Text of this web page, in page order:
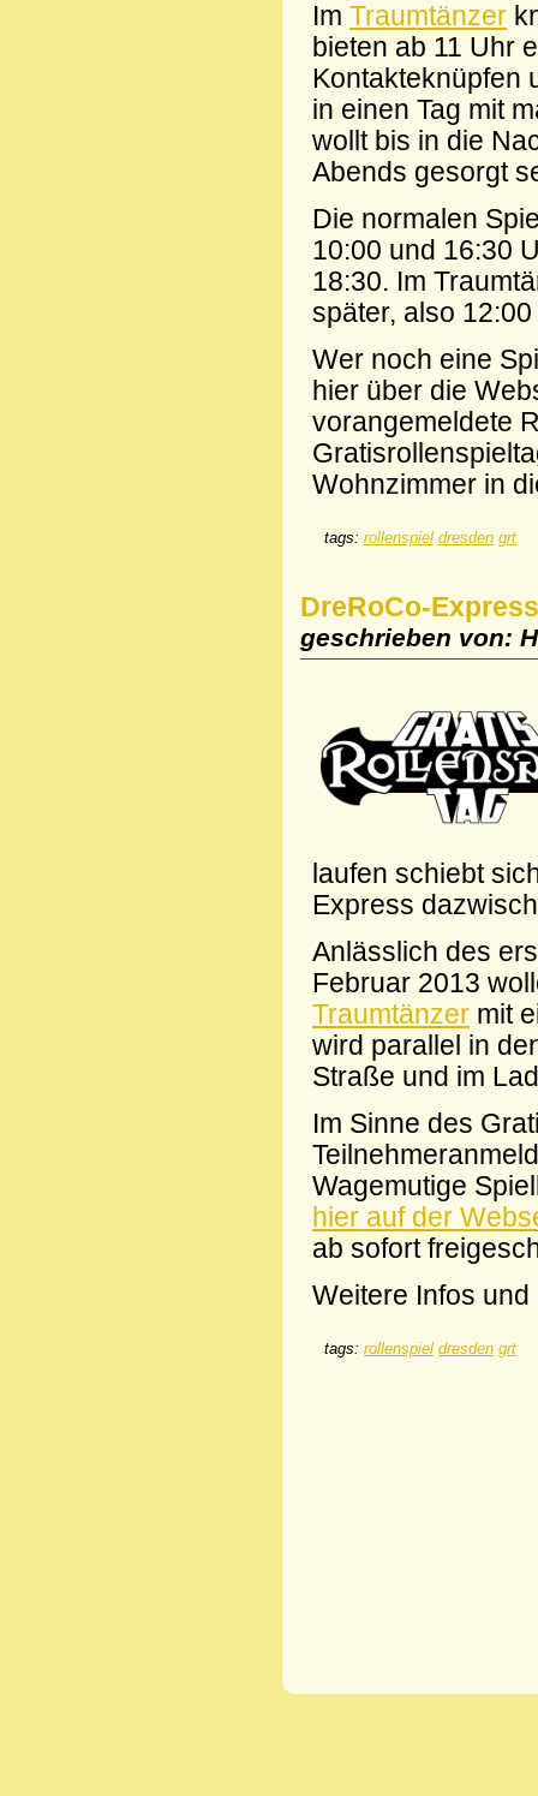
Im Traumtänzer
bieten ab 11 Uhr
Kontakteknüpfen
in einen Tag mit
wollt bis in die
Abends gesorgt
Die normalen
10:00 und 16:30
18:30. Im
später, also
Wer noch eine
hier über die
vorangemeldete
Wohnzimmer in
tags: rollenspiel dresden grt
DreRoCo-
geschrieben von:
laufen schiebt
Express
Anlässlich des
Februar 2013
Traumtänzer mit
wird parallel in
Straße und im
Im Sinne des
Wagemutige
hier auf der
ab sofort
Weitere Infos
tags: rollenspiel dresden grt